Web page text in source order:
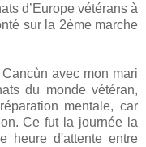
d’Europe vétérans à
sur la 2ème marche
avec mon mari
du monde vétéran,
mentale, car
Ce fut la journée la
heure d'attente entre